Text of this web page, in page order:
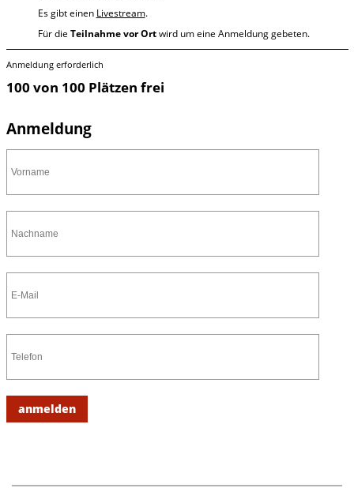
Es gibt einen Livestream.
Für die Teilnahme vor Ortwird um eine Anmeldung gebeten.
Anmeldung erforderlich
100 von 100 Plätzen frei
Anmeldung
anmelden